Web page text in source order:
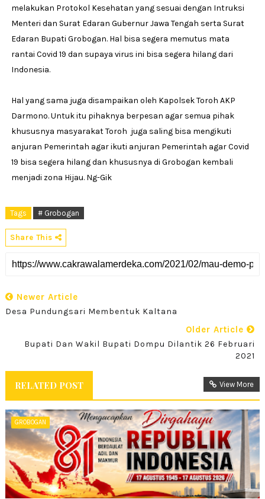
melakukan Protokol Kesehatan yang sesuai dengan Intruksi
Menteri dan Surat Edaran Gubernur Jawa Tengah serta Surat
Edaran Bupati Grobogan. Hal bisa segera memutus mata
rantai Covid 19 dan supaya virus ini bisa segera hilang dari
Indonesia.
Hal yang sama juga disampaikan oleh Kapolsek Toroh AKP
Darmono. Untuk itu pihaknya berpesan agar semua pihak
khususnya masyarakat Toroh juga saling bisa mengikuti
anjuran Pemerintah agar ikuti anjuran Pemerintah agar Covid
19 bisa segera hilang dan khususnya di Grobogan kembali
menjadi zona Hijau. Ng-Gik
Tags # Grobogan
Share This
Newer Article
Desa Pundungsari Membentuk Kaltana
Older Article
Bupati Dan Wakil Bupati Dompu Dilantik 26 Februari
2021
RELATED POST View More
GROBOGAN